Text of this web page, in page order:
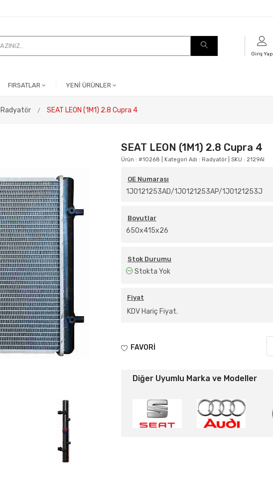
Giriş Yap
FIRSATLAR YENİ ÜRÜNLER
Radyatör SEAT LEON (1M1) 2.8 Cupra 4
SEAT LEON (1M1) 2.8 Cupra 4
Ürün : #10268 | Kategori Adı : Radyatör | SKU : 2129AI
OE Numarası
1J0121253AD/1J0121253AP/1J0121253J
Boyutlar
650x415x26
Stok Durumu
Stokta Yok
Fiyat
KDV Hariç Fiyat.
FAVORİ
Diğer Uyumlu Marka ve Modeller